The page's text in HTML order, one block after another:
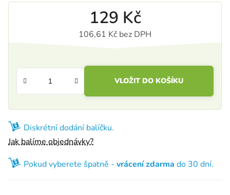
129 Kč
106,61 Kč bez DPH
VLOŽIT DO KOŠÍKU
Diskrétní dodání balíčku.
Jak balíme objednávky?
Pokud vyberete špatně - vrácení zdarma do 30 dní.